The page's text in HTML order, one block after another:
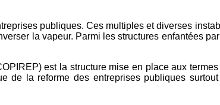
publiques. Ces multiples et diverses
la vapeur. Parmi les structures enfantées
est la structure mise en place aux
de la reforme des entreprises publiques